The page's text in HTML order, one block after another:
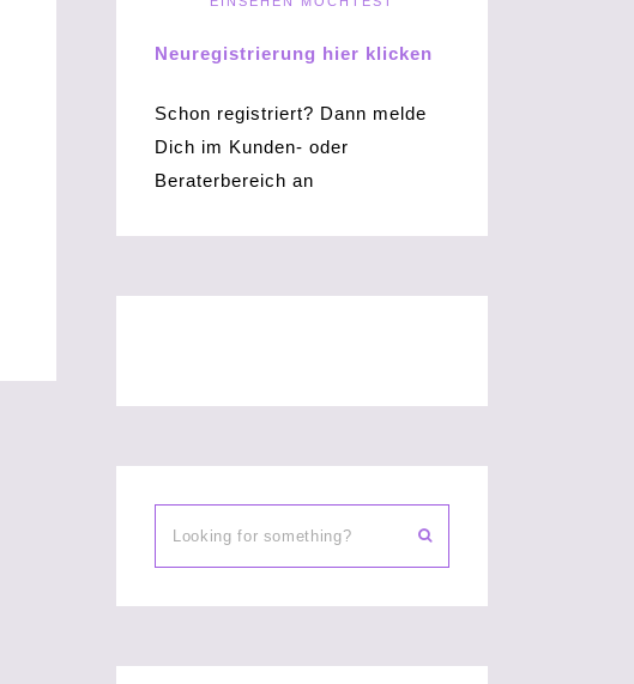
Neuregistrierung hier klicken
Schon registriert? Dann melde
Dich im Kunden- oder
Beraterbereich an